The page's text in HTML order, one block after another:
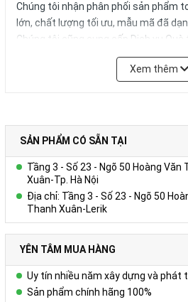
Chúng tôi nhận phân phối sản phẩm
lớn, chất lượng tối ưu, mẫu mã đã
Chúng tôi cũng cung cấp Dịch vụ Quà
từng đối tượng doanh nghiệp của
Xem thêm
SẢN PHẨM CÓ SẴN TẠI
Tầng 3 - Số 23 - Ngõ 50 Hoàng Văn
Xuân-Tp. Hà Nội
Địa chỉ: Tầng 3 - Số 23 - Ngõ 50
Thanh Xuân-Lerik
YÊN TÂM MUA HÀNG
Uy tín nhiều năm xây dựng và phát
Sản phẩm chính hãng 100%